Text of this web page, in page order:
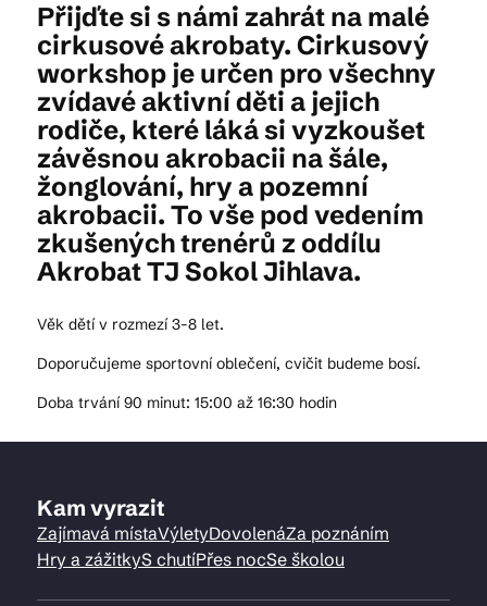
© 2026 Brána Jihlavy
Přijďte si s námi zahrát na malé
cirkusové akrobaty. Cirkusový
workshop je určen pro všechny
zvídavé aktivní děti a jejich
rodiče, které láká si vyzkoušet
závěsnou akrobacii na šále,
žonglování, hry a pozemní
akrobacii. To vše pod vedením
zkušených trenérů z oddílu
Akrobat TJ Sokol Jihlava.
Věk dětí v rozmezí 3-8 let.
Doporučujeme sportovní oblečení, cvičit budeme bosí.
Doba trvání 90 minut: 15:00 až 16:30 hodin
Kam vyrazit
Zajímavá místaVýletyDovolenáZa poznáním
Hry a zážitkyS chutíPřes nocSe školou